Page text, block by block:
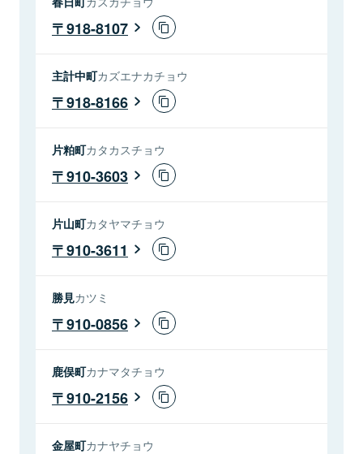
918-8107
主計中町カズエナカチョウ
918-8166
片粕町カタカスチョウ
910-3603
片山町カタヤマチョウ
910-3611
勝見カツミ
910-0856
鹿俣町カナマタチョウ
910-2156
金屋町カナヤチョウ